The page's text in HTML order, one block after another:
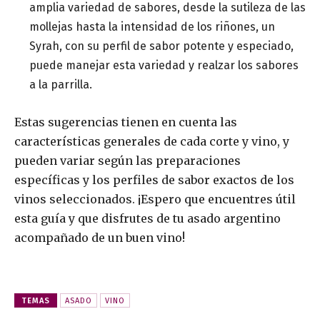
amplia variedad de sabores, desde la sutileza de las
mollejas hasta la intensidad de los riñones, un
Syrah, con su perfil de sabor potente y especiado,
puede manejar esta variedad y realzar los sabores
a la parrilla.
Estas sugerencias tienen en cuenta las
características generales de cada corte y vino, y
pueden variar según las preparaciones
específicas y los perfiles de sabor exactos de los
vinos seleccionados. ¡Espero que encuentres útil
esta guía y que disfrutes de tu asado argentino
acompañado de un buen vino!
TEMAS ASADO VINO